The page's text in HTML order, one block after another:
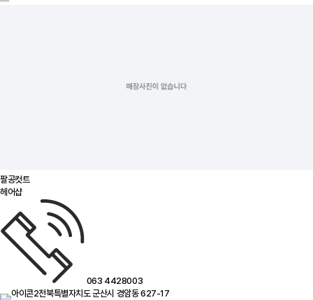
팔공컷트
헤어샵
063 4428003
전북특별자치도 군산시 경암동 627-17